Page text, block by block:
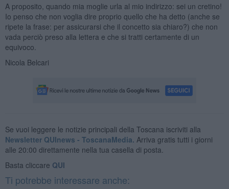
A proposito, quando mia moglie urla al mio indirizzo: sei un cretino!
Io penso che non voglia dire proprio quello che ha detto (anche se
ripete la frase: per assicurarsi che il concetto sia chiaro?) che non
vada perciò preso alla lettera e che si tratti certamente di un
equivoco.
Nicola Belcari
Se vuoi leggere le notizie principali della Toscana iscriviti alla
Newsletter QUInews - ToscanaMedia. Arriva gratis tutti i giorni
alle 20:00 direttamente nella tua casella di posta.
Basta cliccare QUI
Ti potrebbe interessare anche: